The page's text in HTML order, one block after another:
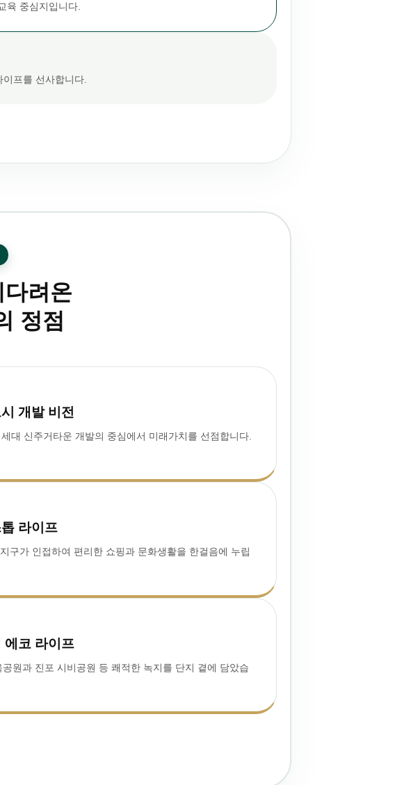
육 중심지입니다.
프를 선사합니다.
려온
정점
개발 비전
대 신주거타운 개발의 중심에서 미래가치를 선점합니다.
라이프
구가 인접하여 편리한 쇼핑과 문화생활을 한걸음에 누립
에코 라이프
공원과 진포 시비공원 등 쾌적한 녹지를 단지 곁에 담았습